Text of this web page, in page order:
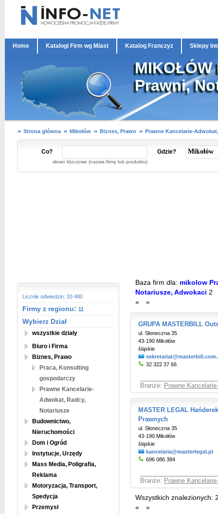
Home Katalogi Firm wg Miast Katalog Franczyz Sklepy
Prawni,
Strona główna Mikołów Biznes, Prawo Prawne Kancelarie-
Co?
słowo kluczowe (nazwa firmy lub produktu)
Gdzie?
Licznik odwiedzin: 20 480
Firmy z regionu: 11
Wybierz Dział
wszystkie działy
Biuro i Firma
Biznes, Prawo
Praca, Konsulting
gospodarczy
Prawne Kancelarie-
Adwokat, Radcy,
Notariusze
Budownictwo,
Nieruchomości
Dom i Ogród
Instytucje, Urzędy
Mass Media, Poligrafia,
Reklama
Motoryzacja, Transport,
Spedycja
Przemysł
Baza firm dla: mikolow
Notariusze, Adwokaci 2
«
»
GRUPA MASTERBILL
ul. Słoneczna 35
43-190 Mikołów
śląskie
32 322 37 66
Branże: Prawne
MASTER LEGAL
Prawnych
ul. Słoneczna 35
43-190 Mikołów
śląskie
kancelaria@masterlegal.pl
696 086 384
Branże: Prawne
Wszystkich znalezionych:
«
»